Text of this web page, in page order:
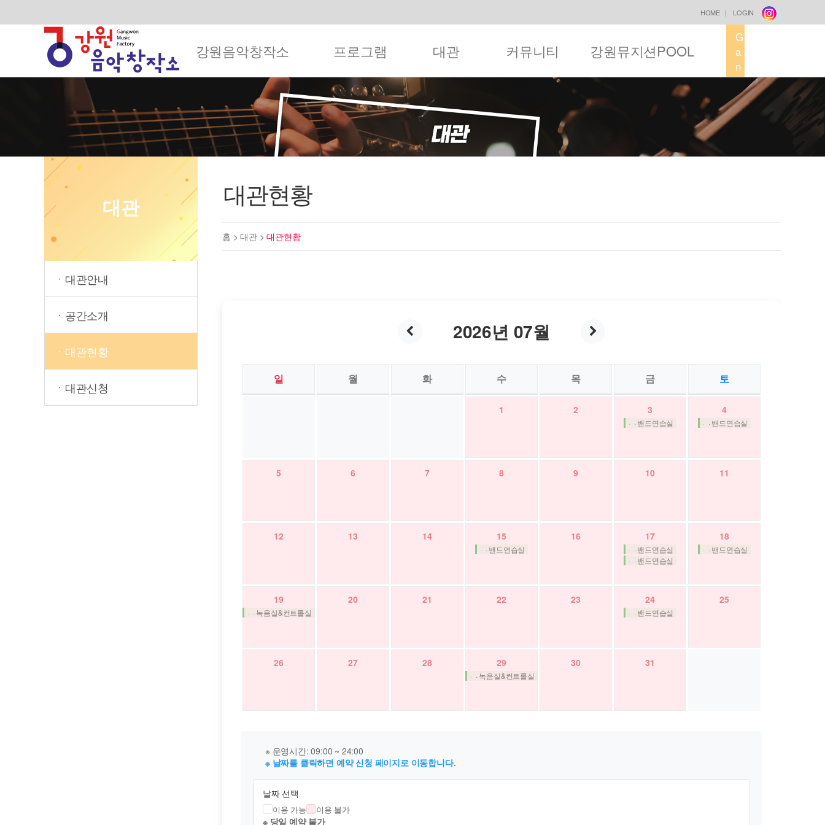
HOME | LOGIN
강원음악창작소 프로그램 대관 커뮤니티 강원뮤지션POOL
G
a
n
g
w
o
u
대관
ㆍ대관안내
ㆍ공간소개
ㆍ대관현황
ㆍ대관신청
대관현황
홈 >대관 >대관현황
2026년 07월
일 월 화 수 목 금 토
1 2 3
· 밴드연습실
4
· 밴드연습실
5 6 7 8 9 10 11
12 13 14 15
· 밴드연습실
16 17
· 밴드연습실
· 밴드연습실
18
· 밴드연습실
19
· 녹음실&컨트롤실
20 21 22 23 24
· 밴드연습실
25
26 27 28 29
· 녹음실&컨트롤실
30 31
※ 운영시간: 09:00 ~ 24:00
※ 날짜를 클릭하면 예약 신청 페이지로 이동합니다.
날짜 선택
이용 가능 이용 불가
※ 당일 예약 불가